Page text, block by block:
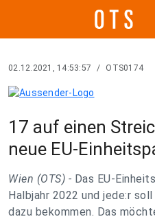
02.12.2021, 14:53:57 / OTS0174
17 auf einen
neue EU-
Wien (OTS) - Das EU-
Halbjahr 2022 und jede:r
dazu bekommen. Das